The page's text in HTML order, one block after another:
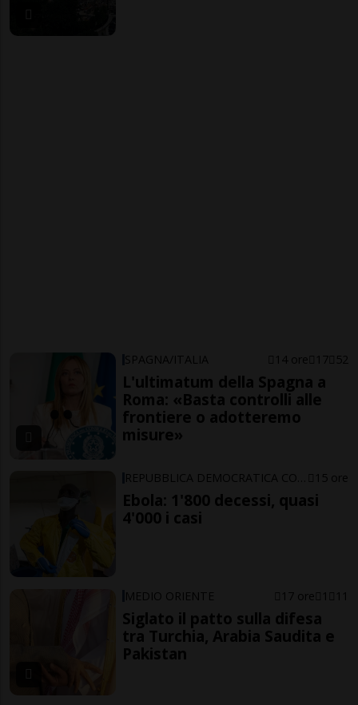
SPAGNA/ITALIA 14 ore 17 52
L'ultimatum della Spagna a
Roma: «Basta controlli alle
frontiere o adotteremo
misure»
15 ore
Ebola: 1'800 decessi, quasi
4'000 i casi
MEDIO ORIENTE 17 ore 1 11
Siglato il patto sulla difesa
tra Turchia, Arabia Saudita e
Pakistan